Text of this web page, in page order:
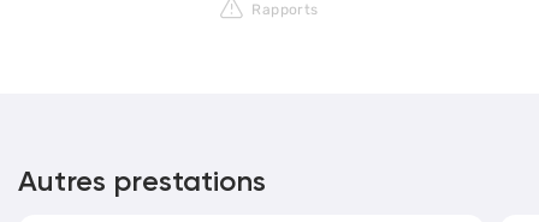
Rapports
Autres prestations